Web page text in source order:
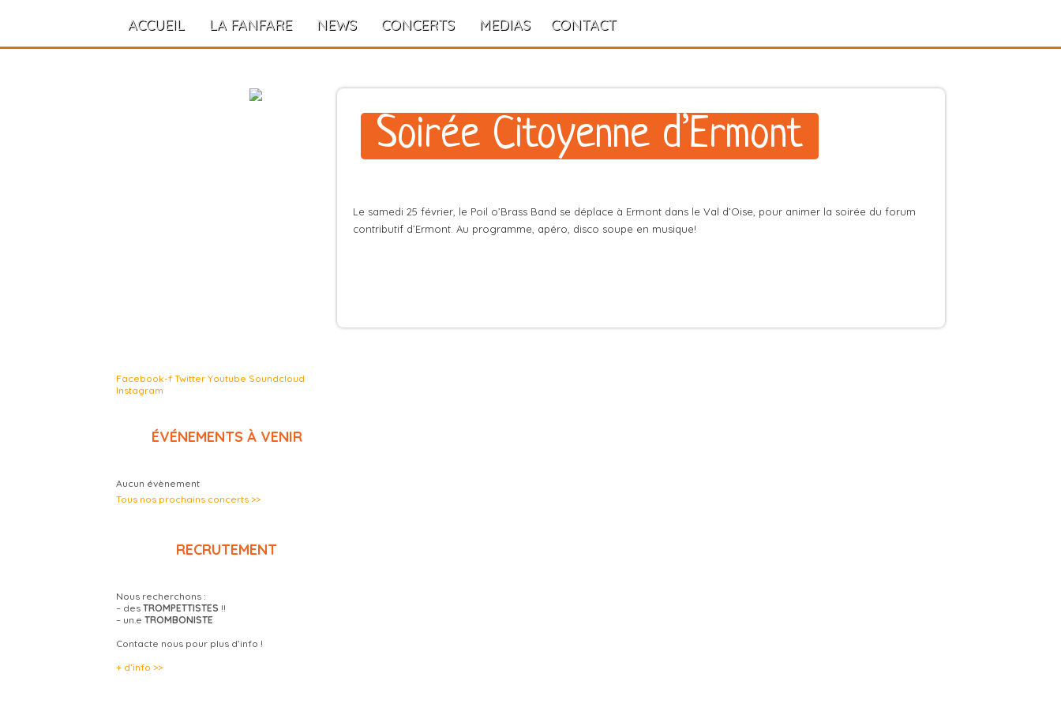
ACCUEIL LA FANFARE NEWS CONCERTS MEDIAS CONTACT
Facebook-f Twitter Youtube Soundcloud
Instagram
ÉVÉNEMENTS À VENIR
Aucun évènement
Tous nos prochains concerts >>
RECRUTEMENT
Nous recherchons :
– des TROMPETTISTES !!
– un.e TROMBONISTE
Contacte nous pour plus d’info !
+ d’info >>
Soirée Citoyenne d’Ermont
Le samedi 25 février, le Poil o’Brass Band se déplace à Ermont dans le Val d’Oise, pour animer la soirée du forum
contributif d’Ermont. Au programme, apéro, disco soupe en musique!